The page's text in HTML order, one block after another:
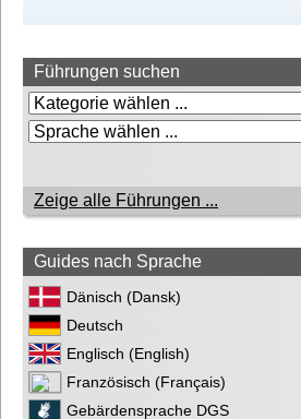
Führungen suchen
Zeige alle Führungen ...
Guides nach Sprache
Dänisch (Dansk)
Deutsch
Englisch (English)
Französisch (Français)
Gebärdensprache DGS